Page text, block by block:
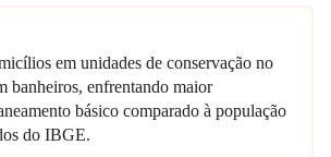
em unidades de conservação no
banheiros, enfrentando maior
básico comparado à população
do IBGE.